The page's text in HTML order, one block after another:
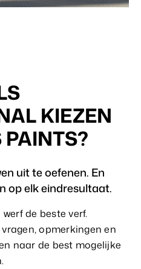
KIEZEN
uit te oefenen. En
op elk eindresultaat.
de beste verf.
opmerkingen en
naar de best mogelijke